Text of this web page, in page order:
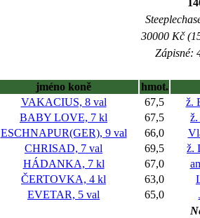
30000 Kč
Zápisné:
jméno koně
hmot.
VAKACIUS, 8 val 67,5
ž.
BABY LOVE, 7 kl 67,5
ž.
ESCHNAPUR(GER), 9 val 66,0
CHRISAD, 7 val 69,5
ž.
HÁDANKA, 7 kl 67,0
ČERTOVKA, 4 kl 63,0
EVETAR, 5 val 65,0